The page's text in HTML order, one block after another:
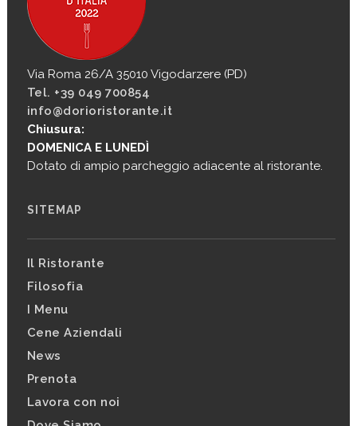
Via Roma 26/A 35010 Vigodarzere (PD)
Tel. +39 049 700854
info@dorioristorante.it
Chiusura:
DOMENICA E LUNEDÌ
Dotato di ampio parcheggio adiacente al ristorante.
SITEMAP
Il Ristorante
Filosofia
I Menu
Cene Aziendali
News
Prenota
Lavora con noi